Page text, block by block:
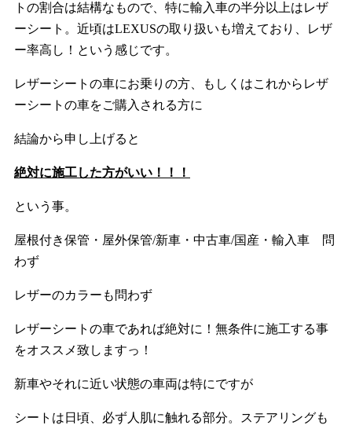
トの割合は結構なもので、特に輸入車の半分以上はレザ
ーシート。近頃はLEXUSの取り扱いも増えており、レザ
ー率高し！という感じです。
レザーシートの車にお乗りの方、もしくはこれからレザ
ーシートの車をご購入される方に
結論から申し上げると
絶対に施工した方がいい！！！
という事。
屋根付き保管・屋外保管/新車・中古車/国産・輸入車 問
わず
レザーのカラーも問わず
レザーシートの車であれば絶対に！無条件に施工する事
をオススメ致しますっ！
新車やそれに近い状態の車両は特にですが
シートは日頃、必ず人肌に触れる部分。ステアリングも